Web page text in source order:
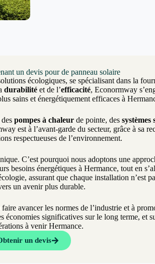
un devis pour de panneau solaire
écologiques, se spécialisant dans la
durabilitéet de l’efficacité, Econormway
sains et énergétiquement efficaces à
pompes à chaleurde pointe, des systèmes
est à l’avant-garde du secteur, grâce à sa
respectueuses de l’environnement.
C’est pourquoi nous adoptons une
besoins énergétiques à Hermance, tout en
assurant que chaque installation n’est
un avenir plus durable.
avancer les normes de l’industrie et à
significatives sur le long terme, et
à venir Hermance.
un devis